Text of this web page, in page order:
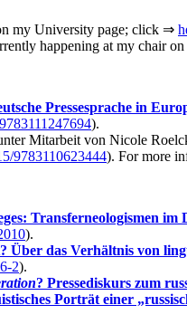
my University page; click ⇒
happening at my chair
Pressesprache in
).
Mitarbeit von Nicole
9783110623444). For more
Transferneologismen
).
Über das Verhältnis von
2).
? Pressediskurs zum
Porträt einer